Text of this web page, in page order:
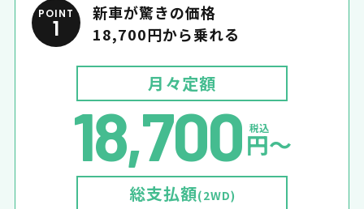
POINT
1
新車が驚きの価格
18,700円から乗れる
月々定額
18,700 税込
円〜
総支払額(2WD)